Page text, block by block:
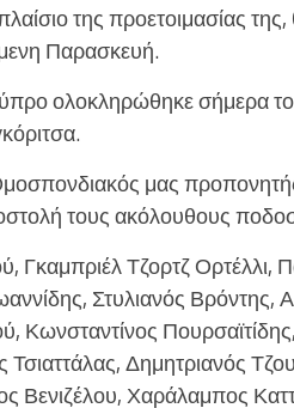
της προετοιμασίας της,
Παρασκευή.
ολοκληρώθηκε σήμερα
μας
τους ακόλουθους
Γκαμπριέλ Τζορτζ
Στυλιανός
Κωνσταντίνος
Δημητριανός
Βενιζέλου, Χαράλαμπος